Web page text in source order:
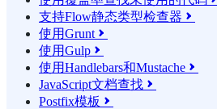
支持Flow静态类型检查器 
使用Grunt 
使用Gulp 
使用Handlebars和Mustache 
JavaScript文档查找 
Postfix模板 